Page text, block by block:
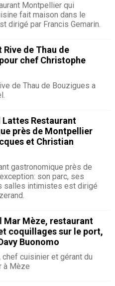
Montpellier qui
fait maison dans le
dirigé par Francis Gemarin.
de Thau de
chef Christophe
de Thau de Bouzigues a
Lattes Restaurant
près de Montpellier
et Christian
gastronomique près de
son parc, ses
salles intimistes est dirigé
Mar Mèze, restaurant
coquillages sur le port,
Buonomo
chef cuisinier et gérant du
à Mèze